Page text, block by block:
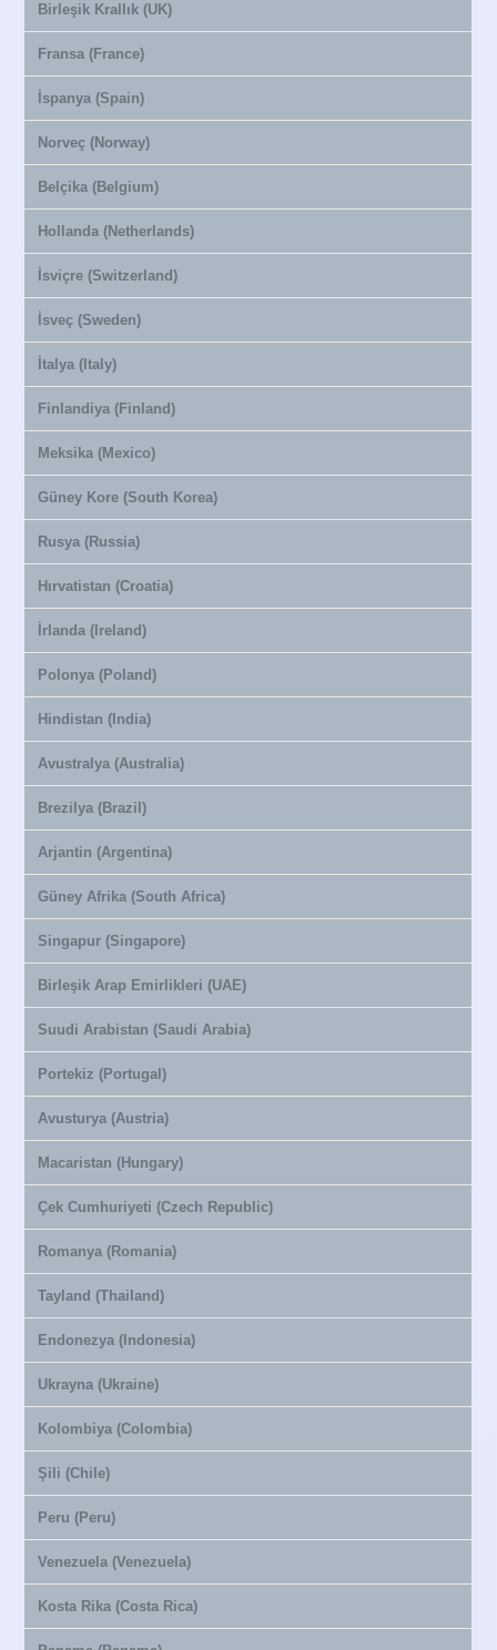
Birleşik Krallık (UK)
Fransa (France)
İspanya (Spain)
Norveç (Norway)
Belçika (Belgium)
Hollanda (Netherlands)
İsviçre (Switzerland)
İsveç (Sweden)
İtalya (Italy)
Finlandiya (Finland)
Meksika (Mexico)
Güney Kore (South Korea)
Rusya (Russia)
Hırvatistan (Croatia)
İrlanda (Ireland)
Polonya (Poland)
Hindistan (India)
Avustralya (Australia)
Brezilya (Brazil)
Arjantin (Argentina)
Güney Afrika (South Africa)
Singapur (Singapore)
Birleşik Arap Emirlikleri (UAE)
Suudi Arabistan (Saudi Arabia)
Portekiz (Portugal)
Avusturya (Austria)
Macaristan (Hungary)
Çek Cumhuriyeti (Czech Republic)
Romanya (Romania)
Tayland (Thailand)
Endonezya (Indonesia)
Ukrayna (Ukraine)
Kolombiya (Colombia)
Şili (Chile)
Peru (Peru)
Venezuela (Venezuela)
Kosta Rika (Costa Rica)